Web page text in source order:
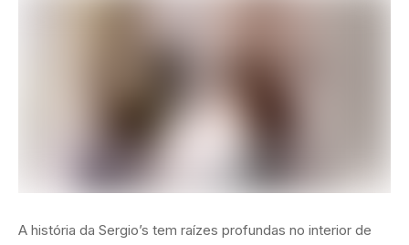
A história da Sergio’s tem raízes profundas no interior de